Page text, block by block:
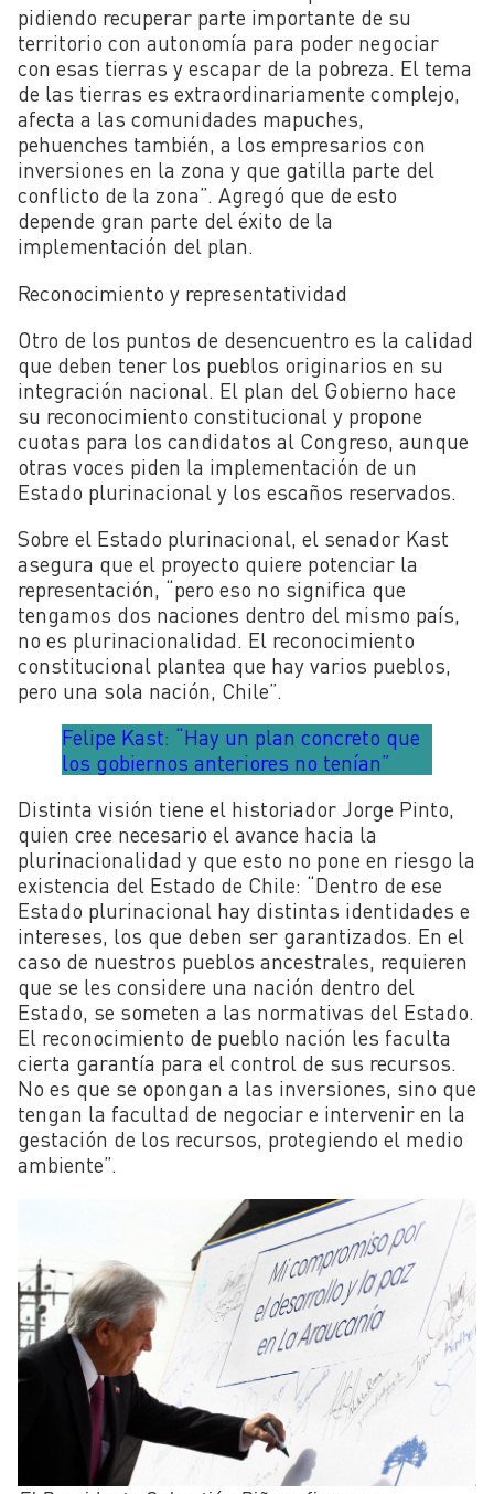
pidiendo recuperar parte importante de su
territorio con autonomía para poder negociar
con esas tierras y escapar de la pobreza. El tema
de las tierras es extraordinariamente complejo,
afecta a las comunidades mapuches,
pehuenches también, a los empresarios con
inversiones en la zona y que gatilla parte del
conflicto de la zona”. Agregó que de esto
depende gran parte del éxito de la
implementación del plan.
Reconocimiento y representatividad
Otro de los puntos de desencuentro es la calidad
que deben tener los pueblos originarios en su
integración nacional. El plan del Gobierno hace
su reconocimiento constitucional y propone
cuotas para los candidatos al Congreso, aunque
otras voces piden la implementación de un
Estado plurinacional y los escaños reservados.
Sobre el Estado plurinacional, el senador Kast
asegura que el proyecto quiere potenciar la
representación, “pero eso no significa que
tengamos dos naciones dentro del mismo país,
no es plurinacionalidad. El reconocimiento
constitucional plantea que hay varios pueblos,
pero una sola nación, Chile”.
Felipe Kast: “Hay un plan concreto que
los gobiernos anteriores no tenían”
Distinta visión tiene el historiador Jorge Pinto,
quien cree necesario el avance hacia la
plurinacionalidad y que esto no pone en riesgo la
existencia del Estado de Chile: “Dentro de ese
Estado plurinacional hay distintas identidades e
intereses, los que deben ser garantizados. En el
caso de nuestros pueblos ancestrales, requieren
que se les considere una nación dentro del
Estado, se someten a las normativas del Estado.
El reconocimiento de pueblo nación les faculta
cierta garantía para el control de sus recursos.
No es que se opongan a las inversiones, sino que
tengan la facultad de negociar e intervenir en la
gestación de los recursos, protegiendo el medio
ambiente”.